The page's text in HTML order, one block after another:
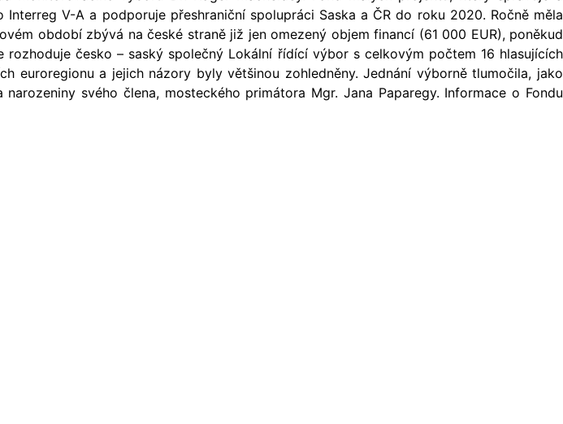
V-A a podporuje přeshraniční spolupráci Saska a ČR do roku 2020. Ročně měla
období zbývá na české straně již jen omezený objem financí (61 000 EUR), poněkud
česko – saský společný Lokální řídící výbor s celkovým počtem 16 hlasujících
euroregionu a jejich názory byly většinou zohledněny. Jednání výborně tlumočila, jako
svého člena, mosteckého primátora Mgr. Jana Paparegy. Informace o Fondu